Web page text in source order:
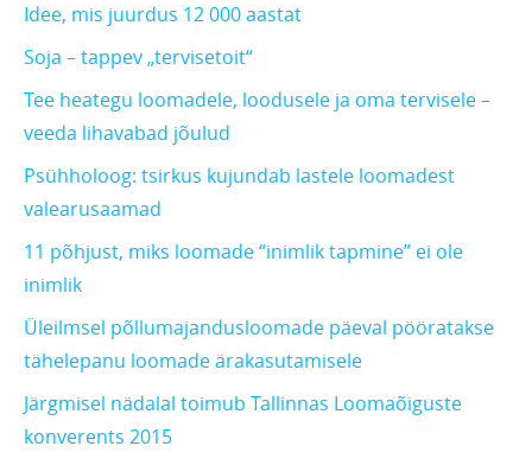
Idee, mis juurdus 12 000 aastat
Soja – tappev „tervisetoit“
Tee heategu loomadele, loodusele ja oma tervisele –
veeda lihavabad jõulud
Psühholoog: tsirkus kujundab lastele loomadest
valearusaamad
11 põhjust, miks loomade “inimlik tapmine” ei ole
inimlik
Üleilmsel põllumajandusloomade päeval pööratakse
tähelepanu loomade ärakasutamisele
Järgmisel nädalal toimub Tallinnas Loomaõiguste
konverents 2015